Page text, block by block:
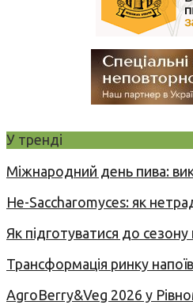
У тренді
Міжнародний день пива:
Не-Saccharomyces: як
Як підготуватися до
Трансформація ринку
AgroBerry&Veg 2026 у